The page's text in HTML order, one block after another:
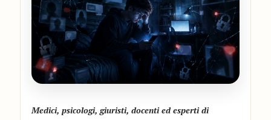
Medici, psicologi, giuristi, docenti ed esperti di